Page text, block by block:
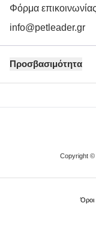
Φόρμα επικοινωνίας
info@petleader.gr
Προσβασιμότητα
Copyright ©
Όροι